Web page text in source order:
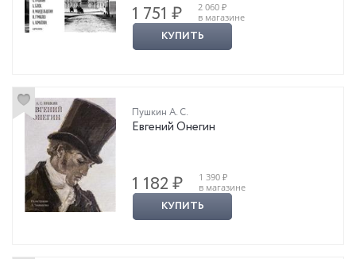
1 751 ₽
2 060 ₽
в магазине
КУПИТЬ
Пушкин А. С.
Евгений Онегин
1 182 ₽
1 390 ₽
в магазине
КУПИТЬ